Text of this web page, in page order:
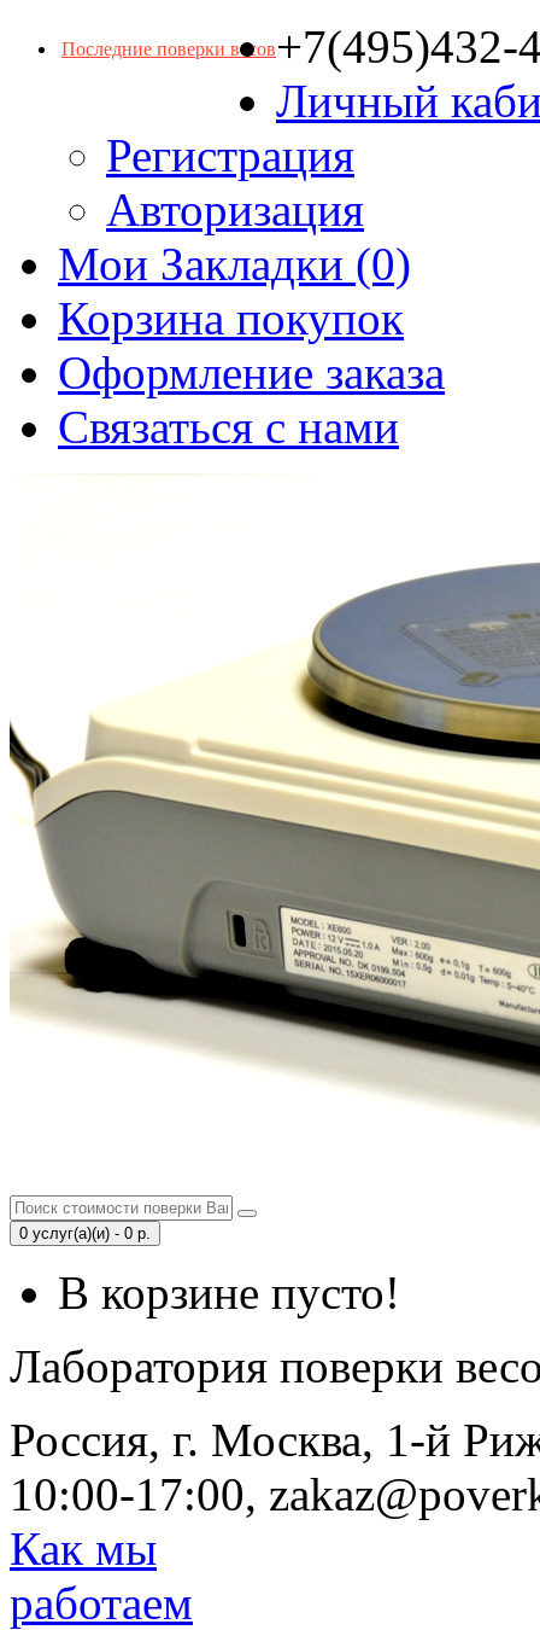
Последние поверки весов+7(495)432-
Личный
Регистрация
Авторизация
Мои Закладки (0)
Корзина покупок
Оформление заказа
Связаться с нами
0 услуг(а)(и) - 0 р.
В корзине пусто!
Лаборатория поверки
Россия, г. Москва, 1-й
10:00-17:00,
Как мы
работаем